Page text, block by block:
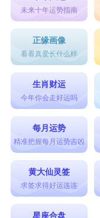
未来十年运势指南
正缘画像
看看真爱长什么样
生肖财运
今年你会走好运吗
每月运势
精准把握每月运势吉凶
黄大仙灵签
求签求得好运连连
星座合盘